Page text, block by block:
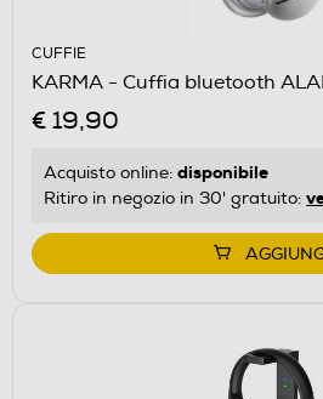
CUFFIE
KARMA - Cuffia bluetooth
€ 19,90
Acquisto online: disponibile
Ritiro in negozio in 30' gratuito: